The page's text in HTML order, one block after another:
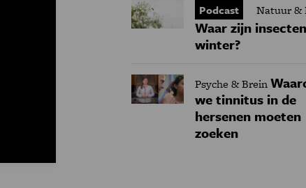
Podcast Natuur &
Waar zijn
winter?
Psyche & Brein
we tinnitus in de
hersenen moeten
zoeken